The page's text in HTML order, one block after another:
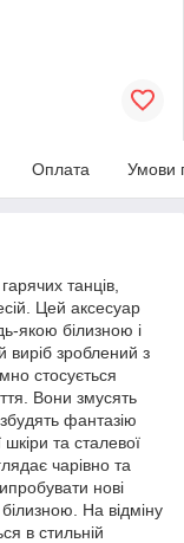
Оплата Умови
танців,
Цей аксесуар
якою білизною і
виріб зроблений з
стосується
Вони змусять
фантазію
та сталевої
чарівно та
нові
На відміну
в стильній